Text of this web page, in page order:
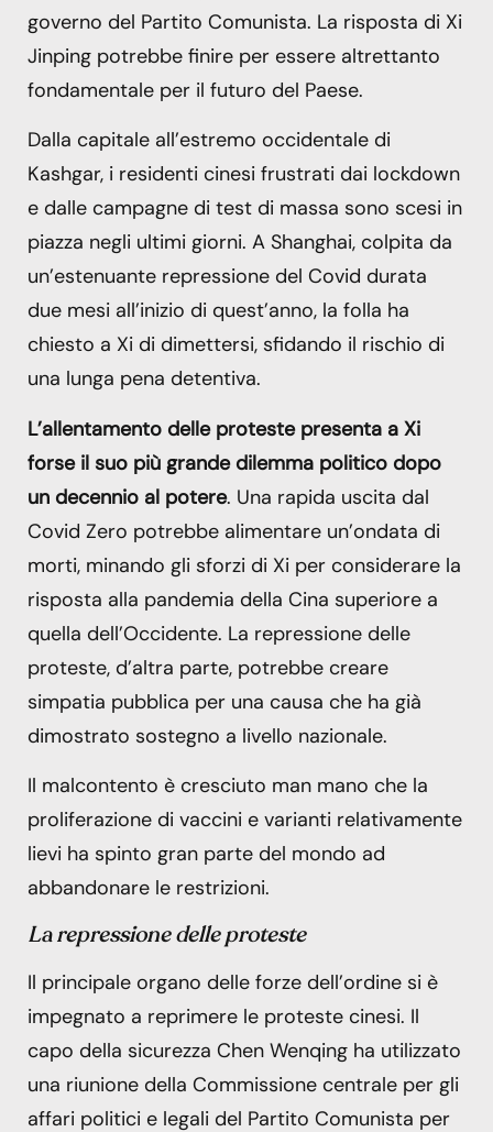
governo del Partito Comunista. La risposta di Xi
Jinping potrebbe finire per essere altrettanto
fondamentale per il futuro del Paese.
Dalla capitale all’estremo occidentale di
Kashgar, i residenti cinesi frustrati dai lockdown
e dalle campagne di test di massa sono scesi in
piazza negli ultimi giorni. A Shanghai, colpita da
un’estenuante repressione del Covid durata
due mesi all’inizio di quest’anno, la folla ha
chiesto a Xi di dimettersi, sfidando il rischio di
una lunga pena detentiva.
L’allentamento delle proteste presenta a Xi
forse il suo più grande dilemma politico dopo
un decennio al potere. Una rapida uscita dal
Covid Zero potrebbe alimentare un’ondata di
morti, minando gli sforzi di Xi per considerare la
risposta alla pandemia della Cina superiore a
quella dell’Occidente. La repressione delle
proteste, d’altra parte, potrebbe creare
simpatia pubblica per una causa che ha già
dimostrato sostegno a livello nazionale.
Il malcontento è cresciuto man mano che la
proliferazione di vaccini e varianti relativamente
lievi ha spinto gran parte del mondo ad
abbandonare le restrizioni.
La repressione delle proteste
Il principale organo delle forze dell’ordine si è
impegnato a reprimere le proteste cinesi. Il
capo della sicurezza Chen Wenqing ha utilizzato
una riunione della Commissione centrale per gli
affari politici e legali del Partito Comunista per